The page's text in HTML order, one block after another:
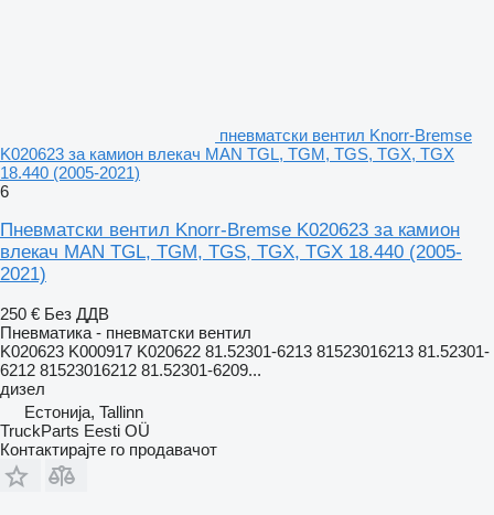
пневматски вентил Knorr-Bremse
K020623 за камион влекач MAN TGL, TGM, TGS, TGX, TGX
18.440 (2005-2021)
6
Пневматски вентил Knorr-Bremse K020623 за камион
влекач MAN TGL, TGM, TGS, TGX, TGX 18.440 (2005-
2021)
250 € Без ДДВ
Пневматика - пневматски вентил
K020623 K000917 K020622 81.52301-6213 81523016213 81.52301-
6212 81523016212 81.52301-6209...
дизел
Естонија, Tallinn
TruckParts Eesti OÜ
Контактирајте го продавачот